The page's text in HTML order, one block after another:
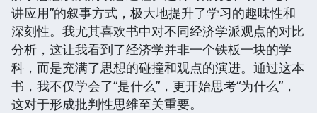
讲应用”的叙事方式，极大地提升了学习的趣味性和
深刻性。我尤其喜欢书中对不同经济学派观点的对比
分析，这让我看到了经济学并非一个铁板一块的学
科，而是充满了思想的碰撞和观点的演进。通过这本
书，我不仅学会了“是什么”，更开始思考“为什么”，
这对于形成批判性思维至关重要。